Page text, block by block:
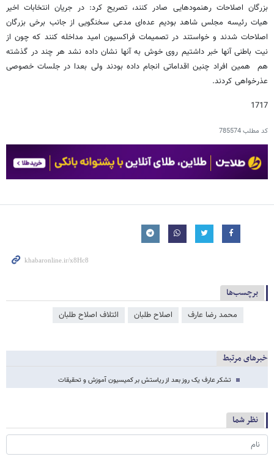
بزرگان اصلاحات رهنمودهایی صادر کنند، تصریح کرد: در جریان انتخابات اخیر
هیات رئیسه مجلس شاهد بودیم عده‌ای مدعی سخنگویی از جانب برخی بزرگان
اصلاحات شدند و خواستند در تصمیمات فراکسیون امید مداخله کنند که چون از
نیت باطنی آنها خبر داشتیم روی خوش به آنها نشان داده نشد هر چند در گذشته
هم همین افراد چنین اقداماتی انجام داده بودند ولی بعدا در جلسات خصوصی
عذرخواهی کردند.
1717
کد مطلب785574
برچسب‌ها
محمد رضا عارف اصلاح طلبان ائتلاف اصلاح طلبان
خبرهای مرتبط
تشکر عارف یک روز بعد از ریاستش بر کمیسیون آموزش و تحقیقات
نظر شما